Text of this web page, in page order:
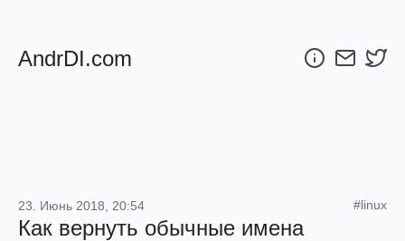
AndrDI.com
#linux
23. Июнь 2018, 20:54
Как вернуть обычные имена